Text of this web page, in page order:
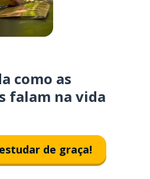
como as
falam na vida
de graça!